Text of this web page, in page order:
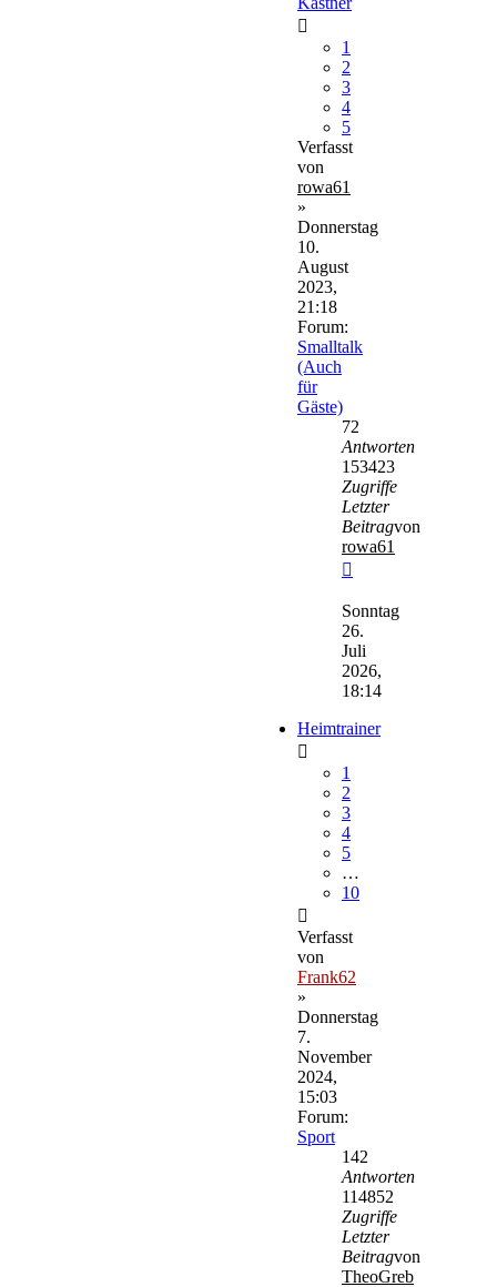
1
2
3
4
5
Verfasst
von
rowa61
»
Donnerstag
10.
August
2023,
21:18
Forum:
Smalltalk
(Auch
für
Gäste)
72
Antworten
153423
Zugriffe
Letzter
Beitragvon
rowa61
Beitrag
Sonntag
26.
Juli
2026,
18:14
Heimtrainer
1
2
3
4
5
…
10
Verfasst
von
Frank62
»
Donnerstag
7.
November
2024,
15:03
Forum:
Sport
142
Antworten
114852
Zugriffe
Letzter
Beitragvon
TheoGreb